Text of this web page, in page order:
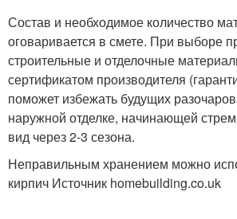
Состав и необходимое количество
оговаривается в смете. При выборе
строительные и отделочные
сертификатом производителя
поможет избежать будущих
наружной отделке, начинающей
вид через 2-3 сезона.
Неправильным хранением можно
кирпич Источник homebuilding.co.uk